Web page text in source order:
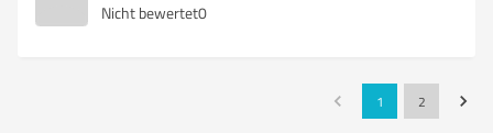
Nicht bewertet0
1 2